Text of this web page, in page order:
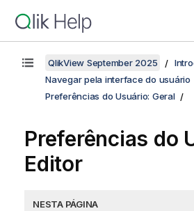
QlikView September 2025
Navegar pela interface do usuário
Preferências do Usuário: Geral
Preferências do
Editor
NESTA PÁGINA